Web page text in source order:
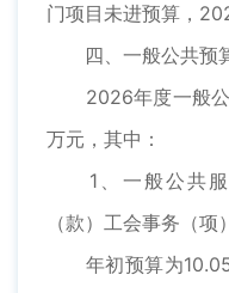
门项目未进预算，
四、一般公共预
2026年度一般公
万元，其中：
1、一般公共服
（款）工会事务（项
年初预算为10.05